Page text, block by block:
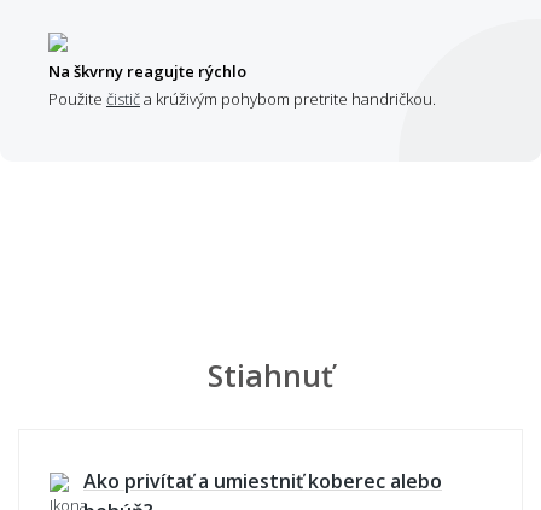
Na škvrny reagujte rýchlo
Použite čističa krúživým pohybom pretrite handričkou.
Stiahnuť
Ako privítať a umiestniť koberec alebo